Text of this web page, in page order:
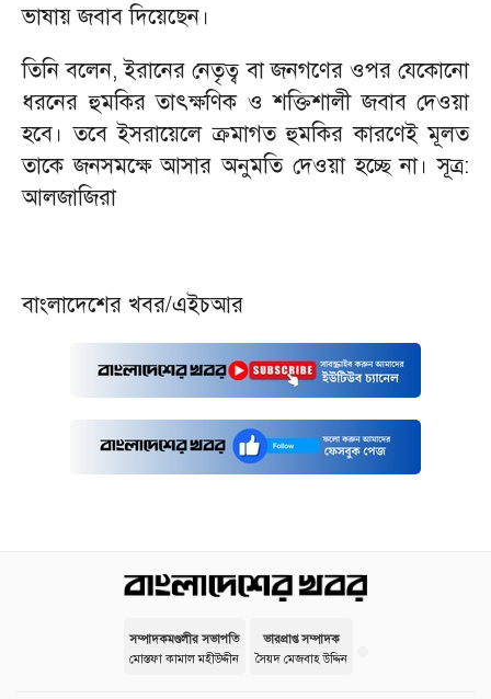
ভাষায় জবাব দিয়েছেন।
তিনি বলেন, ইরানের নেতৃত্ব বা জনগণের ওপর যেকোনো
ধরনের হুমকির তাৎক্ষণিক ও শক্তিশালী জবাব দেওয়া
হবে। তবে ইসরায়েলে ক্রমাগত হুমকির কারণেই মূলত
তাকে জনসমক্ষে আসার অনুমতি দেওয়া হচ্ছে না। সূত্র:
আলজাজিরা
বাংলাদেশের খবর/এইচআর
সম্পাদকমণ্ডলীর সভাপতি
মোস্তফা কামাল মহীউদ্দীন
ভারপ্রাপ্ত সম্পাদক
সৈয়দ মেজবাহ উদ্দিন